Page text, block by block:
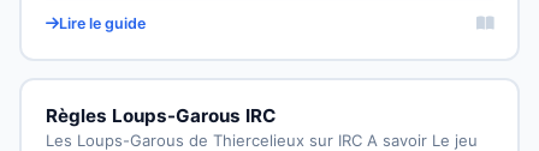
Lire le guide
Règles Loups-Garous IRC
Les Loups-Garous de Thiercelieux sur IRC A savoir Le jeu